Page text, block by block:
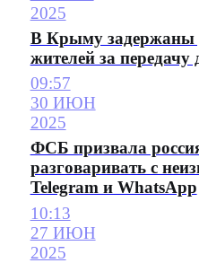
2025
В Крыму задержаны
жителей за
09:57
30 ИЮН
2025
ФСБ призвала
разговаривать с
Telegram и WhatsApp
10:13
27 ИЮН
2025